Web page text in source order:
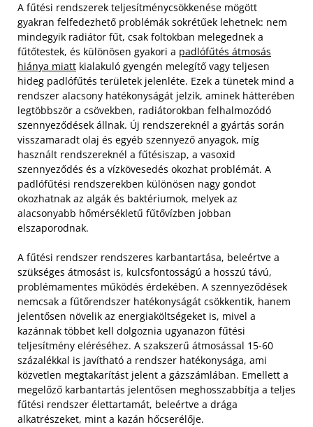
A fűtési rendszerek teljesítménycsökkenése mögött
gyakran felfedezhető problémák sokrétűek lehetnek: nem
mindegyik radiátor fűt, csak foltokban melegednek a
fűtőtestek, és különösen gyakori a padlófűtés átmosás
hiánya miatt kialakuló gyengén melegítő vagy teljesen
hideg padlófűtés területek jelenléte. Ezek a tünetek mind a
rendszer alacsony hatékonyságát jelzik, aminek hátterében
legtöbbször a csövekben, radiátorokban felhalmozódó
szennyeződések állnak. Új rendszereknél a gyártás során
visszamaradt olaj és egyéb szennyező anyagok, míg
használt rendszereknél a fűtésiszap, a vasoxid
szennyeződés és a vízkövesedés okozhat problémát. A
padlófűtési rendszerekben különösen nagy gondot
okozhatnak az algák és baktériumok, melyek az
alacsonyabb hőmérsékletű fűtővízben jobban
elszaporodnak.
A fűtési rendszer rendszeres karbantartása, beleértve a
szükséges átmosást is, kulcsfontosságú a hosszú távú,
problémamentes működés érdekében. A szennyeződések
nemcsak a fűtőrendszer hatékonyságát csökkentik, hanem
jelentősen növelik az energiaköltségeket is, mivel a
kazánnak többet kell dolgoznia ugyanazon fűtési
teljesítmény eléréséhez. A szakszerű átmosással 15-60
százalékkal is javítható a rendszer hatékonysága, ami
közvetlen megtakarítást jelent a gázszámlában. Emellett a
megelőző karbantartás jelentősen meghosszabbítja a teljes
fűtési rendszer élettartamát, beleértve a drága
alkatrészeket, mint a kazán hőcserélője.